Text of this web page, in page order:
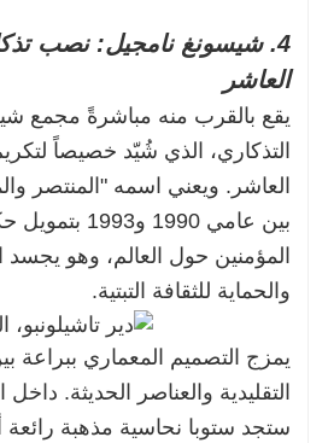
4. شيسونغ نامجيل: نصب
العاشر
يقع بالقرب منه مباشرةً مجمع
التذكاري، الذي شُيّد خصيصاً
العاشر. ويعني اسمه "المنتصر
بين عامي 1990
المؤمنين حول العالم، وهو يجسد
والحماية للثقافة التبتية.
يمزج التصميم المعماري ببراعة
التقليدية والعناصر الحديثة. داخل
ستجد ستوبا نحاسية مذهبة رائعة